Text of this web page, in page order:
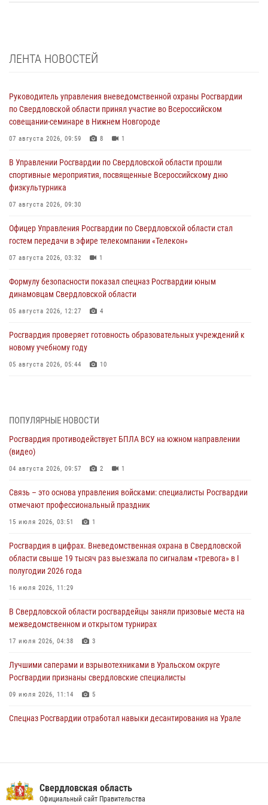
ЛЕНТА НОВОСТЕЙ
Руководитель управления вневедомственной охраны Росгвардии
по Свердловской области принял участие во Всероссийском
совещании-семинаре в Нижнем Новгороде
07 августа 2026, 09:59 8 1
В Управлении Росгвардии по Свердловской области прошли
спортивные мероприятия, посвященные Всероссийскому дню
физкультурника
07 августа 2026, 09:30
Офицер Управления Росгвардии по Свердловской области стал
гостем передачи в эфире телекомпании «Телекон»
07 августа 2026, 03:32 1
Формулу безопасности показал спецназ Росгвардии юным
динамовцам Свердловской области
05 августа 2026, 12:27 4
Росгвардия проверяет готовность образовательных учреждений к
новому учебному году
05 августа 2026, 05:44 10
04 августа 2026, 09:57 2
Росгвардия приняла участие в обеспечении безопасности Дня
города в Екатеринбурге
03 августа 2026, 07:43 3
Росгвардия приняла участие в межведомственном
антитеррористическом учении в Свердловской области
31 июля 2026, 12:27 1
Росгвардия обеспечивает безопасность граждан на южном
направлении
31 июля 2026, 06:56
рассказал об итогах работы подразделения в эфире телекомпании
«Телекон»
30 июля 2026, 11:33 1
ПОПУЛЯРНЫЕ НОВОСТИ
Росгвардия противодействует БПЛА ВСУ на южном направлении
(видео)
04 августа 2026, 09:57 2 1
Связь – это основа управления войсками: специалисты Росгвардии
отмечают профессиональный праздник
15 июля 2026, 03:51 1
Росгвардия в цифрах. Вневедомственная охрана в Свердловской
области свыше 19 тысяч раз выезжала по сигналам «тревога» в I
полугодии 2026 года
16 июля 2026, 11:29
В Свердловской области росгвардейцы заняли призовые места на
межведомственном и открытом турнирах
17 июля 2026, 04:38 3
Лучшими саперами и взрывотехниками в Уральском округе
Росгвардии признаны свердловские специалисты
09 июля 2026, 11:14 5
Спецназ Росгвардии отработал навыки десантирования на Урале
31 июля 2026, 12:27 1
Свердловская область
Официальный сайт Правительства